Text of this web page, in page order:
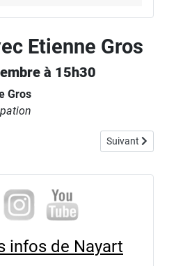
Etienne Gros
à 15h30
Gros
et spectacles expositionArticle suivant :
Suivant
infos de Nayart